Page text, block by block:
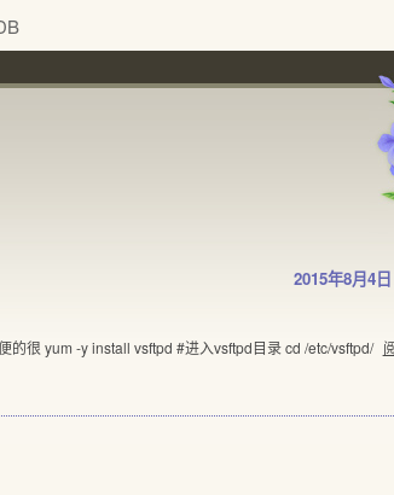
2015年8月4日
的很 yum -y install vsftpd #进入vsftpd目录 cd /etc/vsftpd/